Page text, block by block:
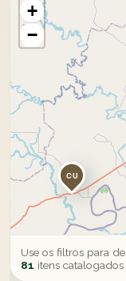
CU
+
−
Use os filtros para
81 itens catalogados